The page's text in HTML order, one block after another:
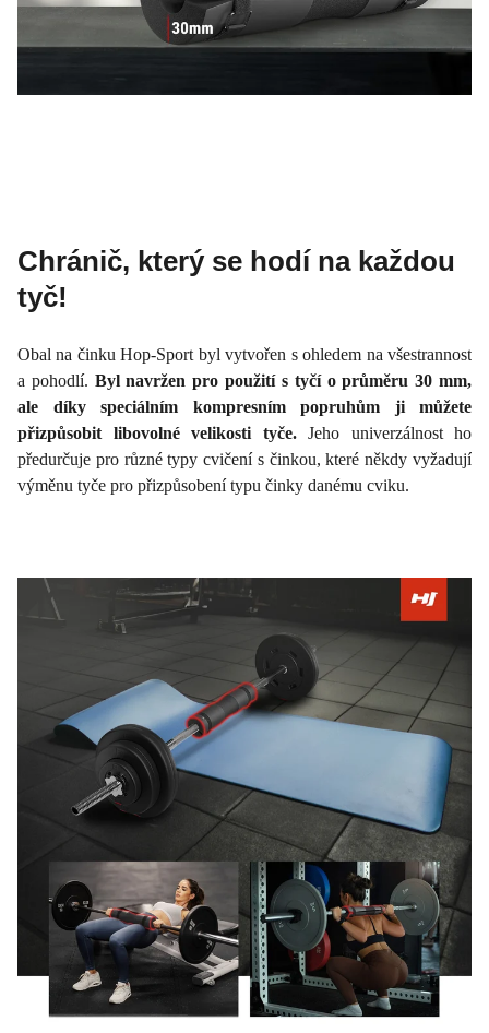
Chránič, který se hodí na každou
tyč!
Obal na činku Hop-Sport byl vytvořen s ohledem na všestrannost
a pohodlí. Byl navržen pro použití s ​​tyčí o průměru 30 mm,
ale díky speciálním kompresním popruhům ji můžete
přizpůsobit libovolné velikosti tyče.Jeho univerzálnost ho
předurčuje pro různé typy cvičení s činkou, které někdy vyžadují
výměnu tyče pro přizpůsobení typu činky danému cviku.